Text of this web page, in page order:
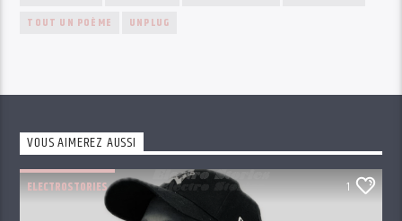
TOUT UN POÈME
UNPLUG
VOUS AIMEREZ AUSSI
ELECTROSTORIES 1